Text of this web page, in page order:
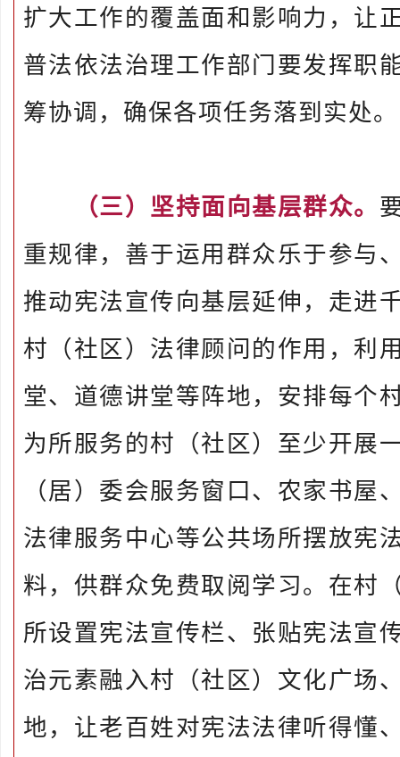
扩大工作的覆盖面和影响力，让
普法依法治理工作部门要发挥职
筹协调，确保各项任务落到实处。
（三）坚持面向基层群众。
重规律，善于运用群众乐于参与
推动宪法宣传向基层延伸，走进
村（社区）法律顾问的作用，利
堂、道德讲堂等阵地，安排每个
为所服务的村（社区）至少开展
（居）委会服务窗口、农家书屋
法律服务中心等公共场所摆放宪
料，供群众免费取阅学习。在村
所设置宪法宣传栏、张贴宪法宣
治元素融入村（社区）文化广场
地，让老百姓对宪法法律听得懂